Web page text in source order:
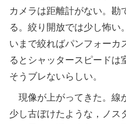
カメラは距離計がない。勘
る。絞り開放では少し怖い
いまで絞ればパンフォーカ
るとシャッタースピードは
そうブレないらしい。
現像が上がってきた。線
少し古ぼけたような，ノス